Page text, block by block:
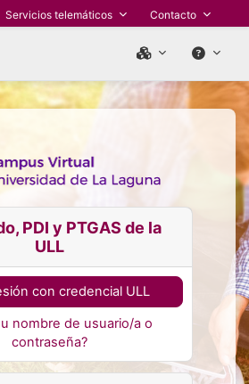
Servicios telemáticos Contacto
PDI y PTGAS de la
ULL
con credencial ULL
nombre de usuario/a o
contraseña?